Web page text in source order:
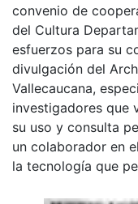
convenio de
del Cultura
esfuerzos para su
divulgación del
Vallecaucana,
investigadores que
su uso y consulta
un colaborador en
la tecnología que